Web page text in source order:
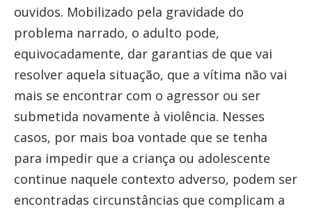
ouvidos. Mobilizado pela gravidade do
problema narrado, o adulto pode,
equivocadamente, dar garantias de que vai
resolver aquela situação, que a vítima não vai
mais se encontrar com o agressor ou ser
submetida novamente à violência. Nesses
casos, por mais boa vontade que se tenha
para impedir que a criança ou adolescente
continue naquele contexto adverso, podem ser
encontradas circunstâncias que complicam a